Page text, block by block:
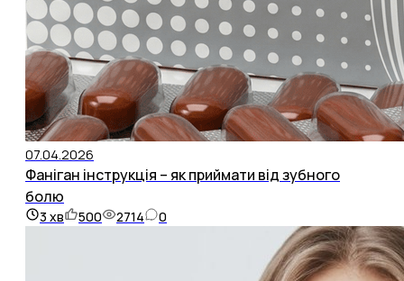
07.04.2026
Фаніган інструкція – як приймати від зубного
болю
3 хв 500 2714 0